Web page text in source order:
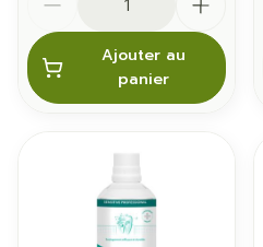
Ajouter au
panier